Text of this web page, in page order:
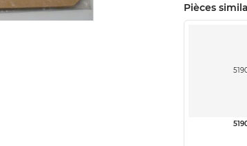
Pièces